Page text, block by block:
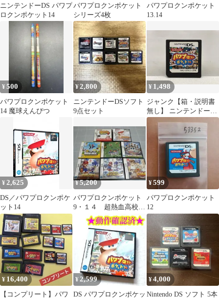
ニンテンドーDS パワプ
ロクンポケット14
パワプロクンポケット
シリーズ4枚
パワプロクンポケット
13.14
¥500
パワプロクンポケット
14 魔球えんぴつ
¥2,800
ニンテンドーDSソフト
9点セット
¥ 1,498
ジャンク【箱・説明書
無し】 ニンテンドーDS
パワプロクンポケット
¥2,625
DS／パワプロクンポケ
ット14
¥5,200
パワプロクンポケット
9・１４ 超熱血高校
くにおくん ドッジボ
ール部 等 計8本
¥599
パワプロクンポケット
12
¥ 16,400
【コンプリート】パワ
¥2,599
DS パワプロクンポケッ
¥4,000
Nintendo DS ソフト 5本